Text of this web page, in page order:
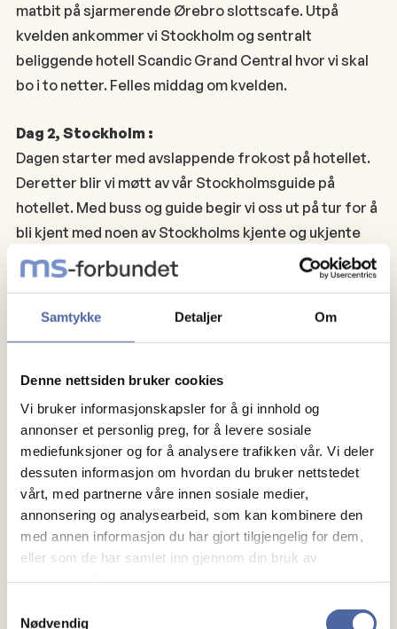
Samtykke Detaljer Om
Denne nettsiden bruker cookies
Vi bruker informasjonskapsler for å gi innhold og
annonser et personlig preg, for å levere sosiale
mediefunksjoner og for å analysere trafikken vår. Vi deler
dessuten informasjon om hvordan du bruker nettstedet
vårt, med partnerne våre innen sosiale medier,
annonsering og analysearbeid, som kan kombinere den
med annen informasjon du har gjort tilgjengelig for dem,
eller som de har samlet inn gjennom din bruk av
Nødvendig
matbit på sjarmerende Ørebro slottscafe. Utpå
kvelden ankommer vi Stockholm og sentralt
beliggende hotell Scandic Grand Central hvor vi skal
bo i to netter. Felles middag om kvelden.
Dag 2, Stockholm :
Dagen starter med avslappende frokost på hotellet.
Deretter blir vi møtt av vår Stockholmsguide på
hotellet. Med buss og guide begir vi oss ut på tur for å
bli kjent med noen av Stockholms kjente og ukjente
perler. Deretter blir det tid på egen hånd før vi møtes
på ettermiddagen for å reise til Djurgården hvor vi
skal besøke ABBA-museet.
på guidet omvisning hvor vi blir kjent med sider ved
ABBA man tidligere ikke har sett, og hvor vi også vist
hva som skjedde bak scenen. Deretter blir det
servert middag. Ved desserten blir vi underholdt av
ABBAs kostymedesigner Owe Sandström. Deretter
går turen tilbake til hotellet for en god natts søvn.
Dag 3; Filipstad, Töckfors, Fredrikstad: